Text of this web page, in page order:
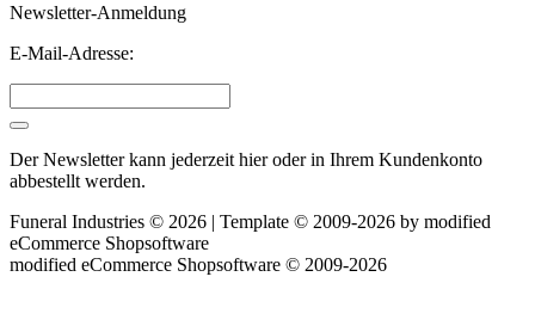
Newsletter-Anmeldung
E-Mail-Adresse:
Der Newsletter kann jederzeit hier oder in Ihrem Kundenkonto
abbestellt werden.
Funeral Industries © 2026 | Template © 2009-2026 by modified
eCommerce Shopsoftware
modified eCommerce Shopsoftware © 2009-2026